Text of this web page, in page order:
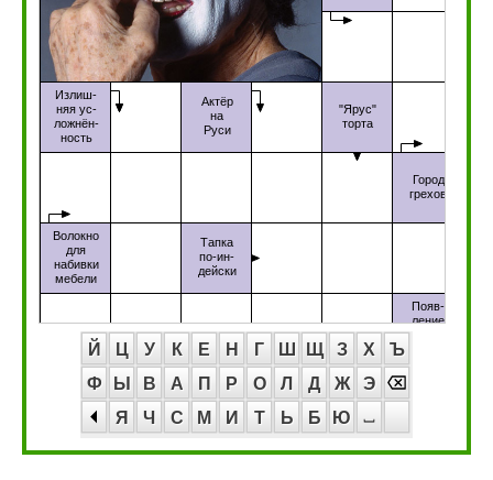
Й Ц У К Е Н Г Ш Щ З Х
Ъ
Ф
Ы В А П Р О Л Д Ж
Э
Я
Ч С М И Т Ь Б Ю